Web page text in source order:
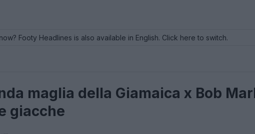
Footy Headlines is also available in English. Click here to switch.
maglia della Giamaica x Bob
giacche